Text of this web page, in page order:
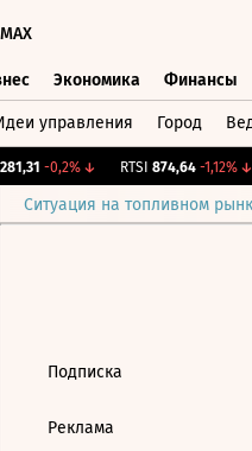
MAX
Экономика Финансы
управления Город
-0,2%↓ RTSI 874,64 -1,12%↓
Ситуация на топливном
Подписка
Реклама